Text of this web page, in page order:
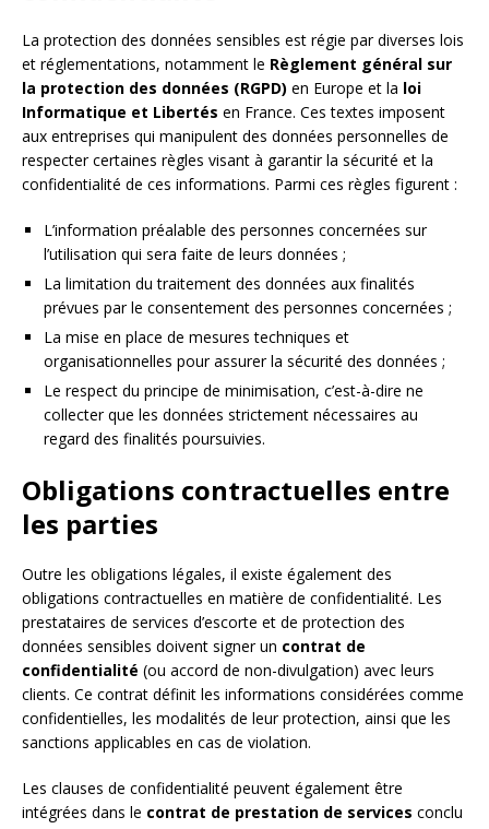
La protection des données sensibles est régie par diverses lois
et réglementations, notamment le Règlement général sur
la protection des données (RGPD) en Europe et la loi
Informatique et Libertés en France. Ces textes imposent
aux entreprises qui manipulent des données personnelles de
respecter certaines règles visant à garantir la sécurité et la
confidentialité de ces informations. Parmi ces règles figurent :
L’information préalable des personnes concernées sur
l’utilisation qui sera faite de leurs données ;
La limitation du traitement des données aux finalités
prévues par le consentement des personnes concernées ;
La mise en place de mesures techniques et
organisationnelles pour assurer la sécurité des données ;
Le respect du principe de minimisation, c’est-à-dire ne
collecter que les données strictement nécessaires au
regard des finalités poursuivies.
Obligations contractuelles entre
les parties
Outre les obligations légales, il existe également des
obligations contractuelles en matière de confidentialité. Les
prestataires de services d’escorte et de protection des
données sensibles doivent signer un contrat de
confidentialité (ou accord de non-divulgation) avec leurs
clients. Ce contrat définit les informations considérées comme
confidentielles, les modalités de leur protection, ainsi que les
sanctions applicables en cas de violation.
Les clauses de confidentialité peuvent également être
intégrées dans le contrat de prestation de services conclu